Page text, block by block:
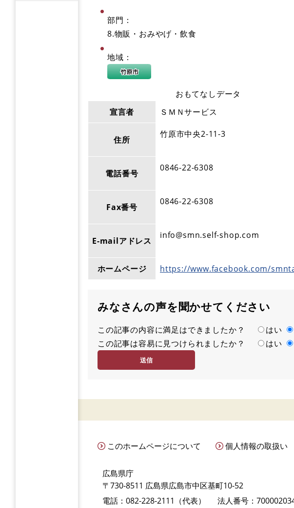
部門：
8.物販・おみやげ・飲食
地域：
おもてなしデータ
宣言者
ＳＭＮサービス
住所
竹原市中央2-11-3
電話番号
0846-22-6308
Fax番号
0846-22-6308
E-mailアドレス
info@smn.self-shop.com
ホームページ https://www.facebook.com/
みなさんの声を聞かせてください
満
足
この記事の内容に満足はできましたか？ はい
容
度
この記事は容易に見つけられましたか？ はい
このホームページについて 個人情報の取扱い
広島県庁
〒730-8511 広島県広島市中区基町10-52
電話：082-228-2111（代表）
法人番号：